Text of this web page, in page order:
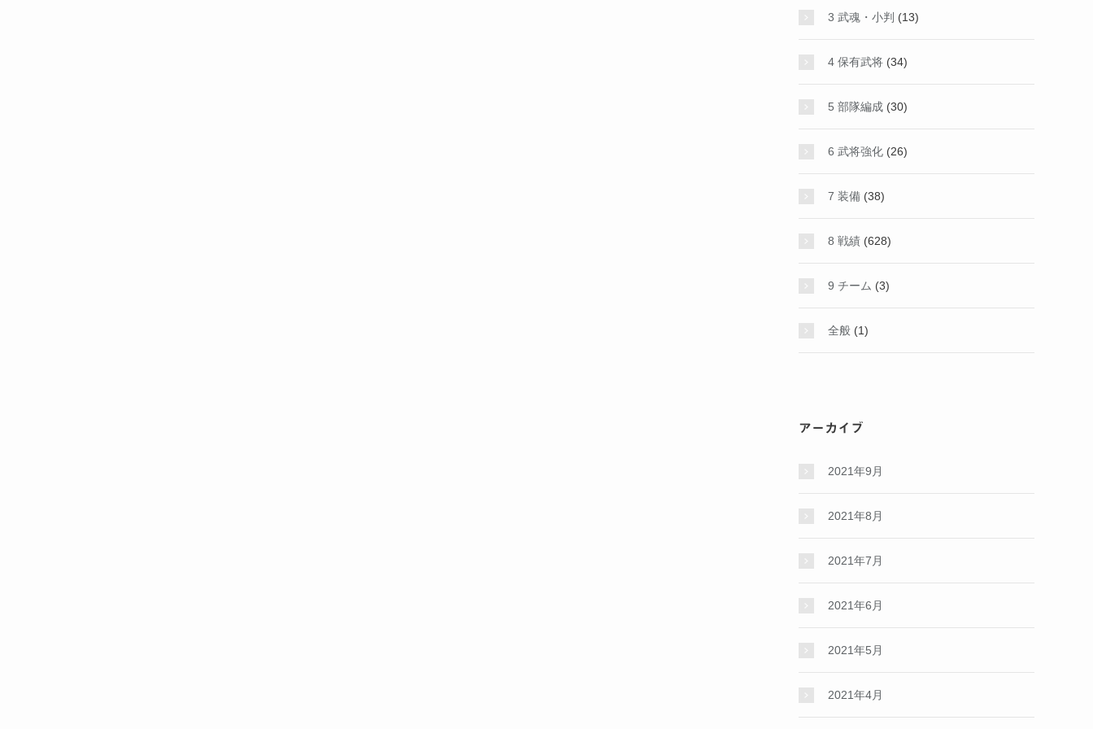
3 武魂・小判 (13)
4 保有武将 (34)
5 部隊編成 (30)
6 武将強化 (26)
7 装備 (38)
8 戦績 (628)
9 チーム (3)
全般 (1)
アーカイブ
2021年9月
2021年8月
2021年7月
2021年6月
2021年5月
2021年4月